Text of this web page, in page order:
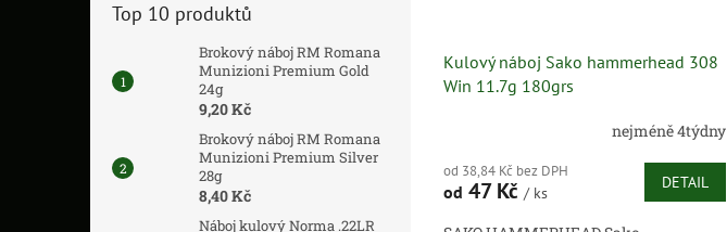
Top 10 produktů
Brokový náboj RM Romana
Munizioni Premium Gold
24g
9,20 Kč
Brokový náboj RM Romana
Munizioni Premium Silver
28g
8,40 Kč
Náboj kulový Norma .22LR
Kulový náboj Sako hammerhead 308
Win 11.7g 180grs
nejméně 4týdny
od 38,84 Kč bez DPH
od 47 Kč / ks
DETAIL